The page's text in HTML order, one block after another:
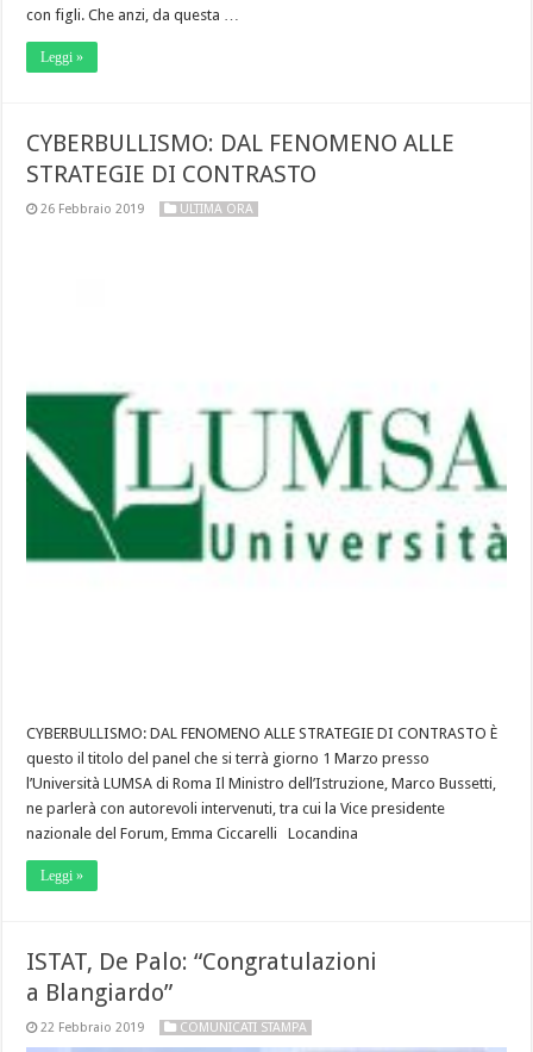
con figli. Che anzi, da questa …
Leggi »
CYBERBULLISMO: DAL FENOMENO ALLE
STRATEGIE DI CONTRASTO
26 Febbraio 2019 ULTIMA ORA
CYBERBULLISMO: DAL FENOMENO ALLE STRATEGIE DI CONTRASTO È
questo il titolo del panel che si terrà giorno 1 Marzo presso
l’Università LUMSA di Roma Il Ministro dell’Istruzione, Marco Bussetti,
ne parlerà con autorevoli intervenuti, tra cui la Vice presidente
nazionale del Forum, Emma Ciccarelli Locandina
Leggi »
ISTAT, De Palo: “Congratulazioni
a Blangiardo”
22 Febbraio 2019 COMUNICATI STAMPA